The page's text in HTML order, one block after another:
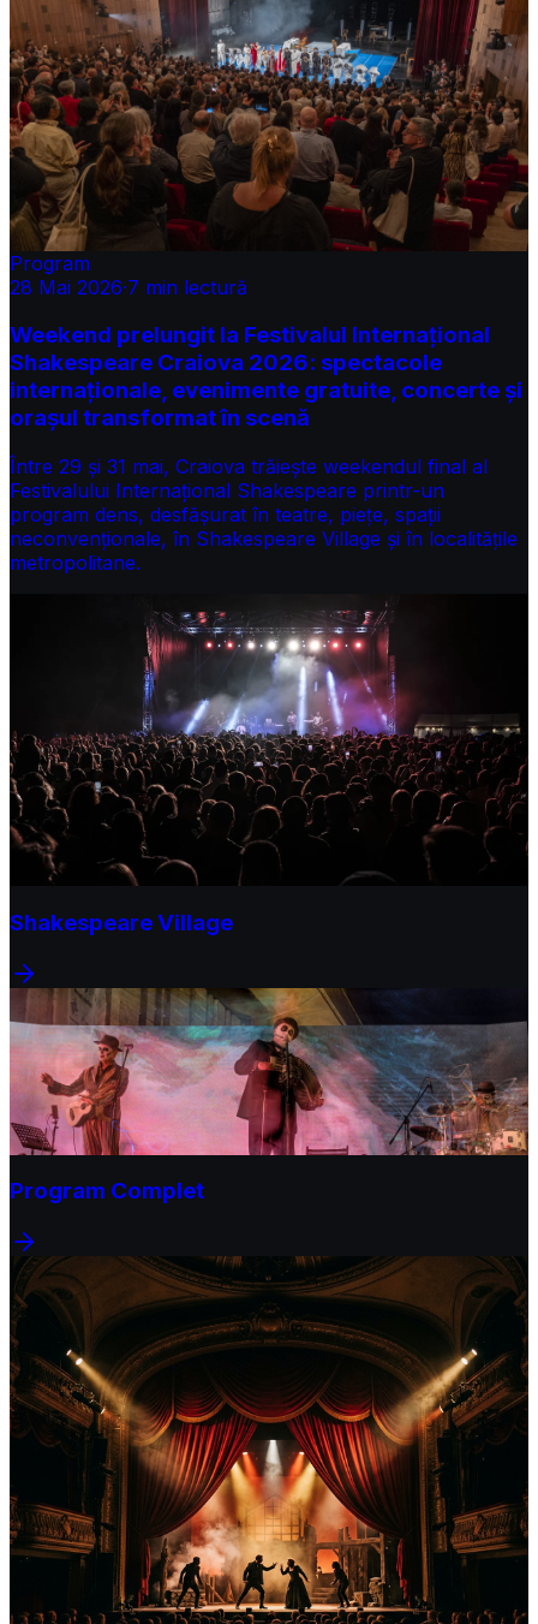
Program
28 Mai 2026·7 min lectură
Weekend prelungit la Festivalul Internațional
Shakespeare Craiova 2026: spectacole
internaționale, evenimente gratuite, concerte și
orașul transformat în scenă
Între 29 și 31 mai, Craiova trăiește weekendul final al
Festivalului Internațional Shakespeare printr-un
program dens, desfășurat în teatre, piețe, spații
neconvenționale, în Shakespeare Village și în localitățile
metropolitane.
Shakespeare Village
Program Complet